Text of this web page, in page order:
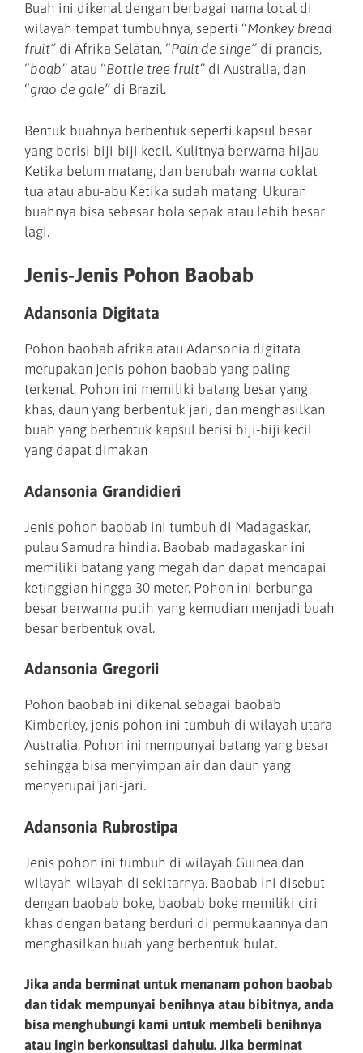
Buah ini dikenal dengan berbagai nama local di
wilayah tempat tumbuhnya, seperti “Monkey bread
fruit” di Afrika Selatan, “Pain de singe” di prancis,
“boab” atau “Bottle tree fruit” di Australia, dan
“grao de gale” di Brazil.
Bentuk buahnya berbentuk seperti kapsul besar
yang berisi biji-biji kecil. Kulitnya berwarna hijau
Ketika belum matang, dan berubah warna coklat
tua atau abu-abu Ketika sudah matang. Ukuran
buahnya bisa sebesar bola sepak atau lebih besar
lagi.
Jenis-Jenis Pohon Baobab
Adansonia Digitata
Pohon baobab afrika atau Adansonia digitata
merupakan jenis pohon baobab yang paling
terkenal. Pohon ini memiliki batang besar yang
khas, daun yang berbentuk jari, dan menghasilkan
buah yang berbentuk kapsul berisi biji-biji kecil
yang dapat dimakan
Adansonia Grandidieri
Jenis pohon baobab ini tumbuh di Madagaskar,
pulau Samudra hindia. Baobab madagaskar ini
memiliki batang yang megah dan dapat mencapai
ketinggian hingga 30 meter. Pohon ini berbunga
besar berwarna putih yang kemudian menjadi buah
besar berbentuk oval.
Adansonia Gregorii
Pohon baobab ini dikenal sebagai baobab
Kimberley, jenis pohon ini tumbuh di wilayah utara
Australia. Pohon ini mempunyai batang yang besar
sehingga bisa menyimpan air dan daun yang
menyerupai jari-jari.
Adansonia Rubrostipa
Jenis pohon ini tumbuh di wilayah Guinea dan
wilayah-wilayah di sekitarnya. Baobab ini disebut
dengan baobab boke, baobab boke memiliki ciri
khas dengan batang berduri di permukaannya dan
menghasilkan buah yang berbentuk bulat.
Jika anda berminat untuk menanam pohon baobab
dan tidak mempunyai benihnya atau bibitnya, anda
bisa menghubungi kami untuk membeli benihnya
atau ingin berkonsultasi dahulu. Jika berminat